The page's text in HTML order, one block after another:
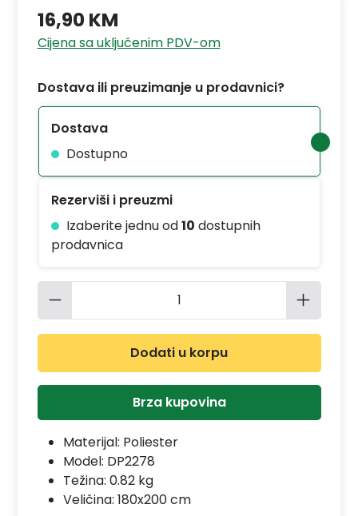
16,90 KM
Cijena sa uključenim PDV-om
Dostava ili preuzimanje u prodavnici?
Dostava
Dostupno
Rezerviši i preuzmi
Izaberite jednu od10 dostupnih
prodavnica
Količina proizvoda: Unesite
Dodati u korpu
Brza kupovina
Materijal: Poliester
Model: DP2278
Težina: 0.82 kg
Veličina: 180x200 cm